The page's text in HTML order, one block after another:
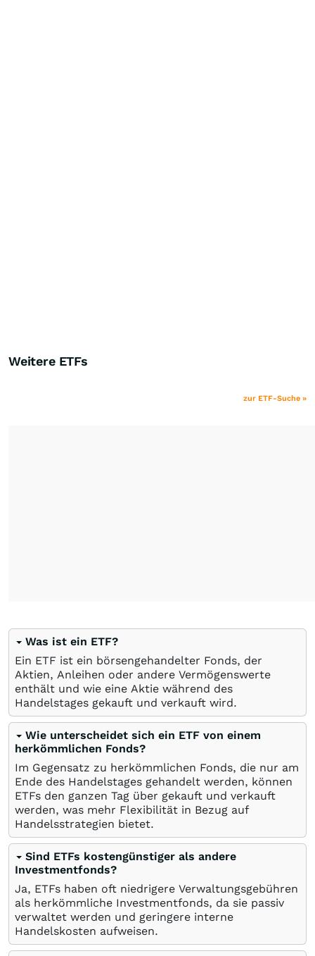
Weitere ETFs
zur ETF-Suche »
Was ist ein ETF?
Ein ETF ist ein börsengehandelter Fonds, der
Aktien, Anleihen oder andere Vermögenswerte
enthält und wie eine Aktie während des
Handelstages gekauft und verkauft wird.
Wie unterscheidet sich ein ETF von einem
herkömmlichen Fonds?
Im Gegensatz zu herkömmlichen Fonds, die nur am
Ende des Handelstages gehandelt werden, können
ETFs den ganzen Tag über gekauft und verkauft
werden, was mehr Flexibilität in Bezug auf
Handelsstrategien bietet.
Sind ETFs kostengünstiger als andere
Investmentfonds?
Ja, ETFs haben oft niedrigere Verwaltungsgebühren
als herkömmliche Investmentfonds, da sie passiv
verwaltet werden und geringere interne
Handelskosten aufweisen.